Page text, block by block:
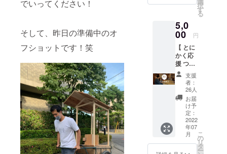
でいってください！
そして、昨日の準備中のオ
フショットです！笑
ブンコ
で本を
借りら
れる状
況を増
やせて
いけた
ら嬉し
いで
す！ ▼
リター
ン内容
・感謝
の気持
ちを込
めた御
フェで
チケッ
ト1000
円分と
オリジ
ナル手
ぬぐい
のセッ
トで
す。 さ
いかち
どブン
コの手
ぬぐい
を持っ
て、ぜ
ひシェ
択
す
る
5,0
00 円
【 とに
かく応
援 つ】
本プロ
ジェク
トをと
にかく
応援し
たい方
向けの
リター
ンで
す！
支援
者：
26人
お届
け予
定：
2022
年07
月
こ
の
リ
タ
ー